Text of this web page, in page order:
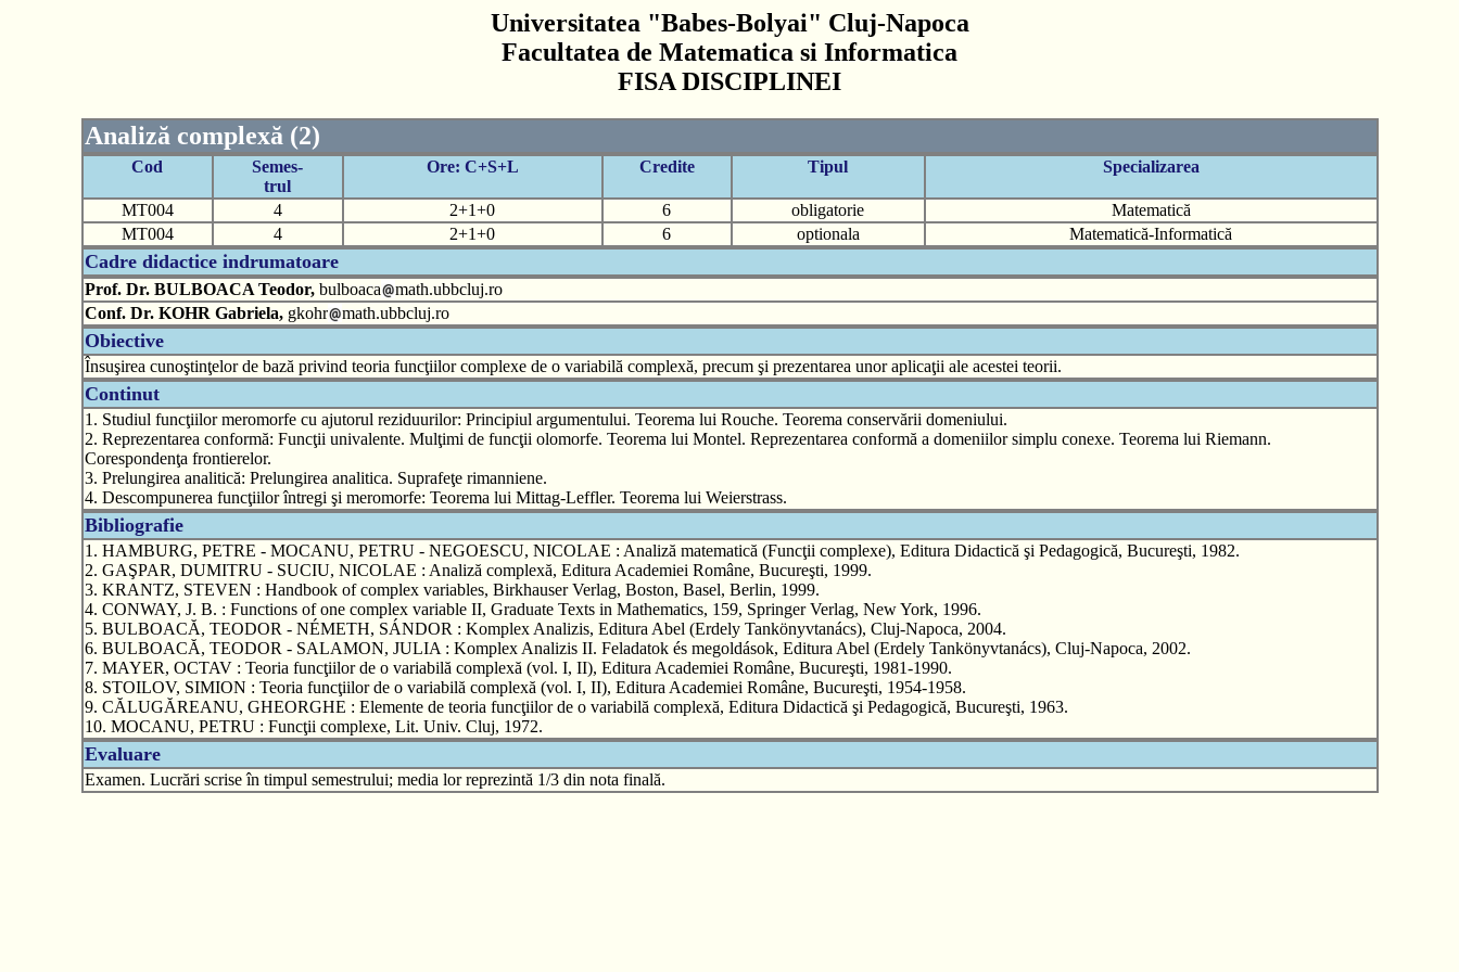
Universitatea "Babes-Bolyai" Cluj-Napoca
Facultatea de Matematica si Informatica
FISA DISCIPLINEI
Analiză complexă (2)
Cod
Semes-
trul
Ore: C+S+L Credite Tipul Specializarea
MT004 4 2+1+0 6 obligatorie
Matematică
MT004
4 2+1+0 6 optionala Matematică-Informatică
Cadre didactice indrumatoare
Prof. Dr. BULBOACA Teodor,bulboaca
math.ubbcluj.ro
Conf. Dr. KOHR Gabriela,gkohr math.ubbcluj.ro
Obiective
Însuşirea cunoştinţelor de bază privind teoria funcţiilor complexe de o variabilă complexă, precum şi prezentarea unor aplicaţii ale acestei teorii.
Continut
1. Studiul funcţiilor meromorfe cu ajutorul reziduurilor: Principiul argumentului. Teorema lui Rouche. Teorema conservării domeniului.
2. Reprezentarea conformă: Funcţii univalente. Mulţimi de funcţii olomorfe. Teorema lui Montel. Reprezentarea conformă a domeniilor simplu conexe. Teorema lui Riemann.
Corespondenţa frontierelor.
3. Prelungirea analitică: Prelungirea analitica. Suprafeţe rimanniene.
4. Descompunerea funcţiilor întregi şi meromorfe: Teorema lui Mittag-Leffler. Teorema lui Weierstrass.
Bibliografie
1. HAMBURG, PETRE - MOCANU, PETRU - NEGOESCU, NICOLAE : Analiză matematică (Funcţii complexe), Editura Didactică şi Pedagogică, Bucureşti, 1982.
2. GAŞPAR, DUMITRU - SUCIU, NICOLAE : Analiză complexă, Editura Academiei Române, Bucureşti, 1999.
3. KRANTZ, STEVEN : Handbook of complex variables, Birkhauser Verlag, Boston, Basel, Berlin, 1999.
4. CONWAY, J. B. : Functions of one complex variable II, Graduate Texts in Mathematics, 159, Springer Verlag, New York, 1996.
5. BULBOACĂ, TEODOR - NÉMETH, SÁNDOR : Komplex Analizis, Editura Abel (Erdely Tankönyvtanács), Cluj-Napoca, 2004.
6. BULBOACĂ, TEODOR - SALAMON, JULIA : Komplex Analizis II. Feladatok és megoldások, Editura Abel (Erdely Tankönyvtanács), Cluj-Napoca, 2002.
7. MAYER, OCTAV : Teoria funcţiilor de o variabilă complexă (vol. I, II), Editura Academiei Române, Bucureşti, 1981-1990.
8. STOILOV, SIMION : Teoria funcţiilor de o variabilă complexă (vol. I, II), Editura Academiei Române, Bucureşti, 1954-1958.
9. CĂLUGĂREANU, GHEORGHE : Elemente de teoria funcţiilor de o variabilă complexă, Editura Didactică şi Pedagogică, Bucureşti, 1963.
10. MOCANU, PETRU : Funcţii complexe, Lit. Univ. Cluj, 1972.
Evaluare
Examen. Lucrări scrise în timpul semestrului; media lor reprezintă 1/3 din nota finală.